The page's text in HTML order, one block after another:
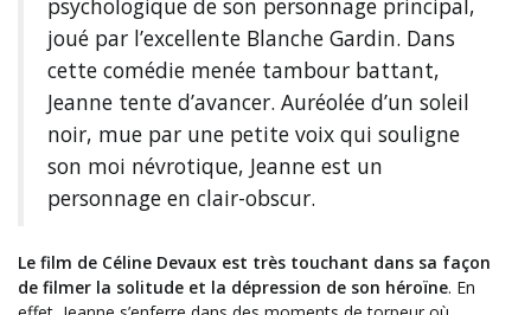
psychologique de son personnage principal,
joué par l’excellente Blanche Gardin. Dans
cette comédie menée tambour battant,
Jeanne tente d’avancer. Auréolée d’un soleil
noir, mue par une petite voix qui souligne
son moi névrotique, Jeanne est un
personnage en clair-obscur.
Le film de Céline Devaux est très touchant dans sa façon
de filmer la solitude et la dépression de son héroïne. En